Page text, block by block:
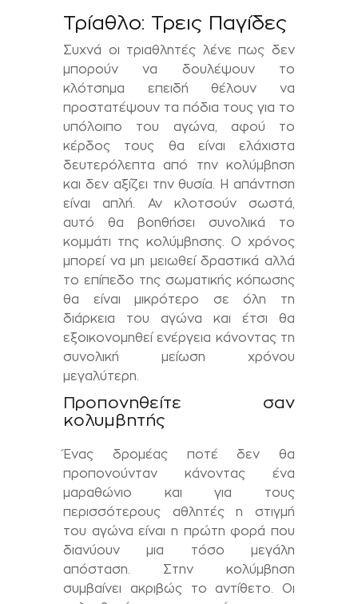
Τρίαθλο: Τρεις Παγίδες
Συχνά οι τριαθλητές λένε πως δεν
μπορούν να δουλέψουν το
κλότσημα επειδή θέλουν να
προστατέψουν τα πόδια τους για το
υπόλοιπο του αγώνα, αφού το
κέρδος τους θα είναι ελάχιστα
δευτερόλεπτα από την κολύμβηση
και δεν αξίζει την θυσία. Η απάντηση
είναι απλή. Αν κλοτσούν σωστά,
αυτό θα βοηθήσει συνολικά το
κομμάτι της κολύμβησης. Ο χρόνος
μπορεί να μη μειωθεί δραστικά αλλά
το επίπεδο της σωματικής κόπωσης
θα είναι μικρότερο σε όλη τη
διάρκεια του αγώνα και έτσι θα
εξοικονομηθεί ενέργεια κάνοντας τη
συνολική μείωση χρόνου
μεγαλύτερη.
Προπονηθείτε σαν
κολυμβητής
Ένας δρομέας ποτέ δεν θα
προπονούνταν κάνοντας ένα
μαραθώνιο και για τους
περισσότερους αθλητές η στιγμή
του αγώνα είναι η πρώτη φορά που
διανύουν μια τόσο μεγάλη
απόσταση. Στην κολύμβηση
συμβαίνει ακριβώς το αντίθετο. Οι